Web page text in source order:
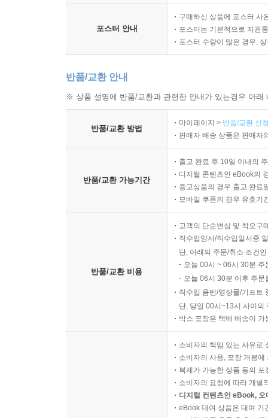
포스터 안내
구매하신 상품에 포스터 사
포스터는 기본적으로 지관
포스터 수량이 많은 경우,
반품/교환 안내
※ 상품 설명에 반품/교환과 관련한 안내가 있는경우 아
반품/교환 방법
마이페이지 > 반품/교환 신
판매자 배송 상품은 판매자
반품/교환 가능기간
출고 완료 후 10일 이내의
디지털 콘텐츠인 eBook의
중고상품의 경우 출고 완료
모바일 쿠폰의 경우 유효기
반품/교환 비용
고객의 단순변심 및 착오구
직수입양서/직수입일서중
단, 아래의 주문/취소 조건
오늘 00시 ~ 06시 30분
오늘 06시 30분 이후 주
직수입 음반/영상물/기프트
단, 당일 00시~13시 사이의
박스 포장은 택배 배송이
소비자의 책임 있는 사유로
소비자의 사용, 포장 개봉
복제가 가능한 상품 등의
소비자의 요청에 따라 개별
디지털 컨텐츠인 eBook,
eBook 대여 상품은 대여 기